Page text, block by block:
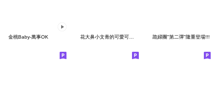
金桃Baby-萬事OK 跪婦團"第二彈"隆重登場!!!